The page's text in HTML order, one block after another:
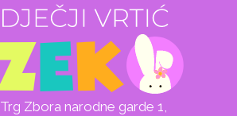
Trg Zbora narodne garde 1,